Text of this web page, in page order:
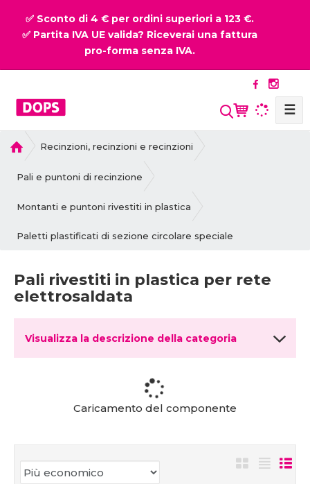
✅ Sconto di 4 € per ordini superiori a 123 €.
✅ Partita IVA UE valida? Riceverai una fattura
pro-forma senza IVA.
☰
i
a
a
n
a
Recinzioni, recinzioni e recinzioni
Pali e puntoni di recinzione
Montanti e puntoni rivestiti in plastica
Paletti plastificati di sezione circolare speciale
Pali rivestiti in plastica per rete
elettrosaldata
Visualizza la descrizione della categoria
Caricamento del componente